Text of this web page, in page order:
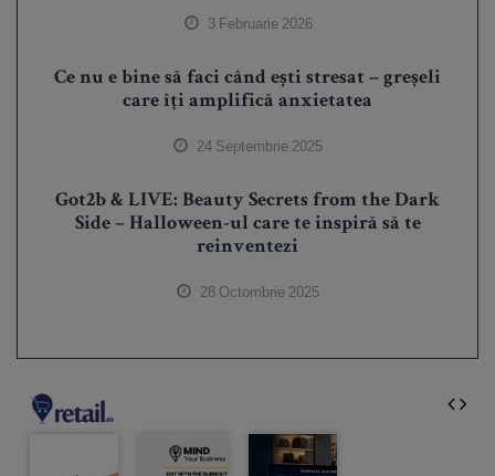
3 Februarie 2026
Ce nu e bine să faci când ești stresat – greșeli
care îți amplifică anxietatea
24 Septembrie 2025
Got2b & LIVE: Beauty Secrets from the Dark
Side – Halloween-ul care te inspiră să te
reinventezi
28 Octombrie 2025